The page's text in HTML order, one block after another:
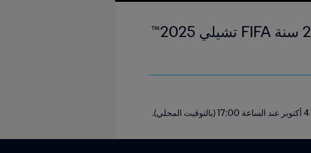
المكسيك ضد المغرب | المجموعة الثالثة | كأس العالم تحت 20 سنة FIFA تشيلي 2025™